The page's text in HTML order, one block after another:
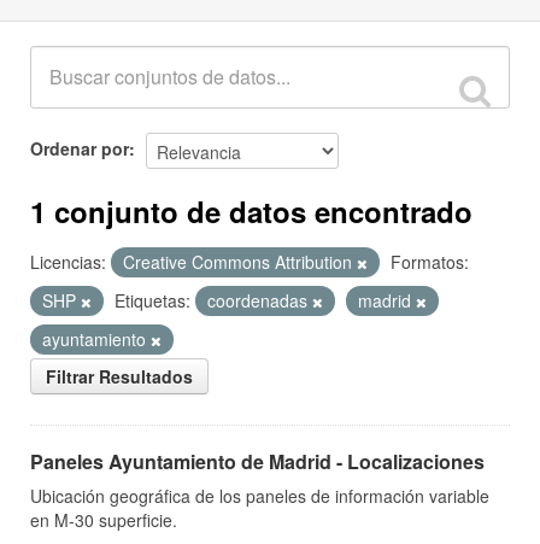
Ordenar por
1 conjunto de datos encontrado
Licencias: Creative Commons Attribution
Formatos:
SHP
Etiquetas: coordenadas
madrid
ayuntamiento
Filtrar Resultados
Paneles Ayuntamiento de Madrid - Localizaciones
Ubicación geográfica de los paneles de información variable
en M-30 superficie.